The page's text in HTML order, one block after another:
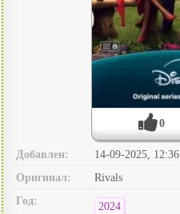
0
Добавлен:
14-09-2025, 12:36
Оригинал:
Rivals
Год:
2024